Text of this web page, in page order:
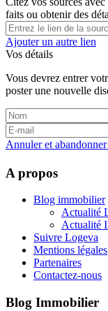
faits ou obtenir des
Ajouter un autre lien
Vos détails
Vous devrez entrer
poster une nouvelle
Annuler et abandonner
A propos
Blog immobilier
Actualité
Actualité
Suivre Logeva
Mentions légales
Partenaires
Contactez-nous
Blog Immobilier